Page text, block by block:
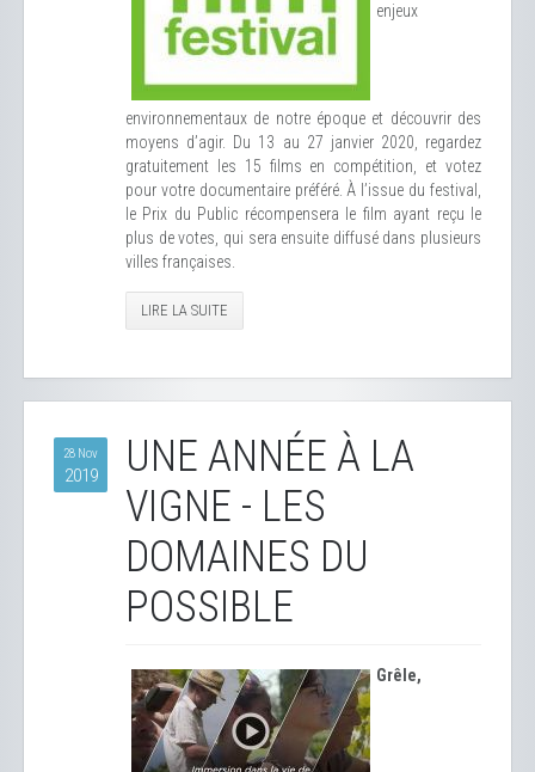
enjeux
environnementaux de notre époque et découvrir des
moyens d’agir. Du 13 au 27 janvier 2020, regardez
gratuitement les 15 films en compétition, et votez
pour votre documentaire préféré. À l’issue du festival,
le Prix du Public récompensera le film ayant reçu le
plus de votes, qui sera ensuite diffusé dans plusieurs
villes françaises.
LIRE LA SUITE
28 Nov
2019
UNE ANNÉE À LA
VIGNE - LES
DOMAINES DU
POSSIBLE
Grêle,